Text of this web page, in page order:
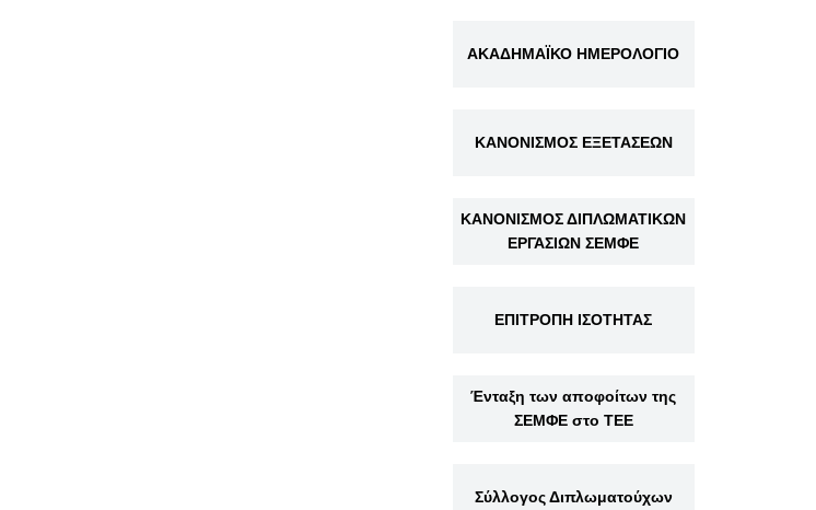
ΑΚΑΔΗΜΑΪΚΟ ΗΜΕΡΟΛΟΓΙΟ
ΚΑΝΟΝΙΣΜΟΣ ΕΞΕΤΑΣΕΩΝ
ΚΑΝΟΝΙΣΜΟΣ ΔΙΠΛΩΜΑΤΙΚΩΝ
ΕΡΓΑΣΙΩΝ ΣΕΜΦΕ
ΕΠΙΤΡΟΠΗ ΙΣΟΤΗΤΑΣ
Ένταξη των αποφοίτων της
ΣΕΜΦΕ στο ΤΕΕ
Σύλλογος Διπλωματούχων